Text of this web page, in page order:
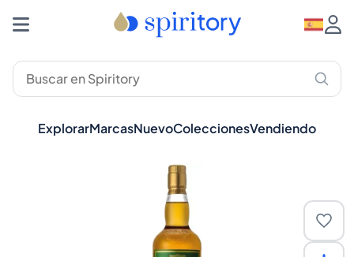
ExplorarMarcasNuevoColeccionesVendiendo